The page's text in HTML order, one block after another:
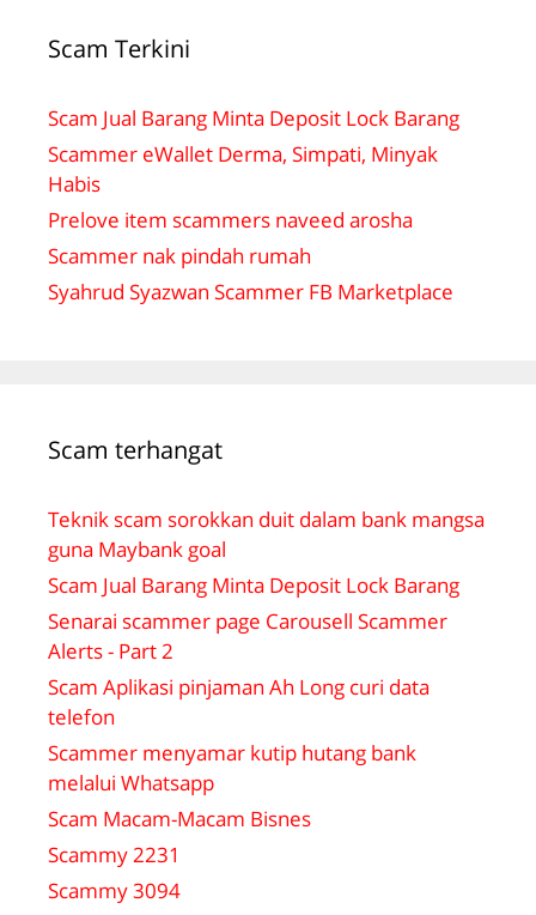
Scam Terkini
Scam Jual Barang Minta Deposit Lock Barang
Scammer eWallet Derma, Simpati, Minyak
Habis
Prelove item scammers naveed arosha
Scammer nak pindah rumah
Syahrud Syazwan Scammer FB Marketplace
Scam terhangat
Teknik scam sorokkan duit dalam bank mangsa
guna Maybank goal
Scam Jual Barang Minta Deposit Lock Barang
Senarai scammer page Carousell Scammer
Alerts - Part 2
Scam Aplikasi pinjaman Ah Long curi data
telefon
Scammer menyamar kutip hutang bank
melalui Whatsapp
Scam Macam-Macam Bisnes
Scammy 2231
Scammy 3094